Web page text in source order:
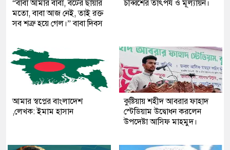
“বাবা আমার বাবা, বটের ছায়ার
মতো, বাবা আজ নেই, তাই রক্ত
সব শত্রু হয়ে গেল।” বাবা দিবস
চব্বিশের তাৎপর্য ও মূল্যায়ন।
আমার স্বপ্নের বাংলাদেশ
,লেখক: ইমাম হাসান
কুষ্টিয়ায় শহীদ আবরার ফাহাদ
স্টেডিয়াম উদ্বোধন করলেন
উপদেষ্টা আসিফ মাহমুদ।